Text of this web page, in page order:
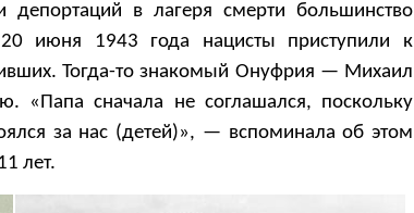
депортаций в лагеря смерти большинство
июня 1943 года нацисты приступили к
Тогда-то знакомый Онуфрия — Михаил
«Папа сначала не соглашался, поскольку
за нас (детей)», — вспоминала об этом
лет.